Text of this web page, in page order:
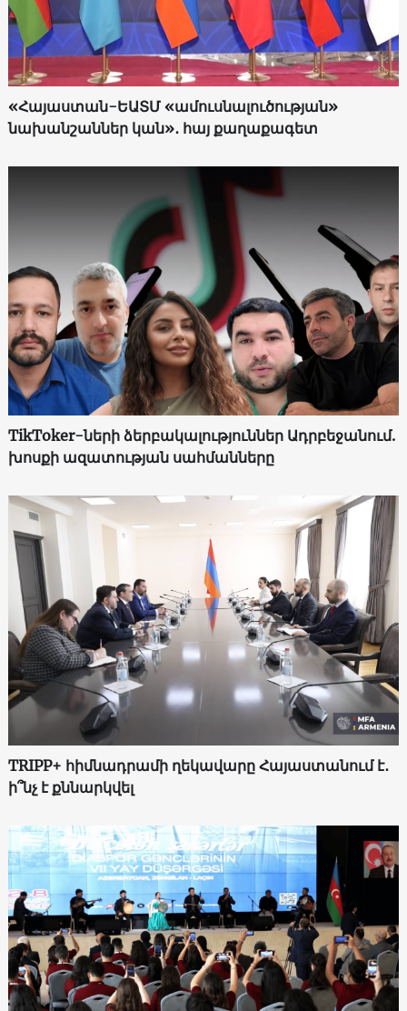
«Հայաստան-ԵԱՏՄ «ամուսնալուծության»
նախանշաններ կան»․ հայ քաղաքագետ
TikToker-ների ձերբակալություններ Ադրբեջանում.
խոսքի ազատության սահմանները
TRIPP+ հիմնադրամի ղեկավարը Հայաստանում է․
ի՞նչ է քննարկվել